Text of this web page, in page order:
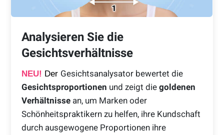
Analysieren Sie die
Gesichtsverhältnisse
NEU! Der Gesichtsanalysator bewertet die
Gesichtsproportionen und zeigt die goldenen
Verhältnissean, um Marken oder
Schönheitspraktikern zu helfen, ihre Kundschaft
durch ausgewogene Proportionen ihre